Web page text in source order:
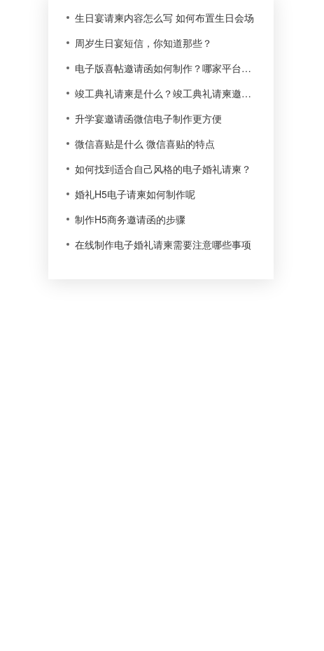
生日宴请柬内容怎么写 如何布置生日会场
周岁生日宴短信，你知道那些？
电子版喜帖邀请函如何制作？哪家平台批量最便宜？
竣工典礼请柬是什么？竣工典礼请柬邀请函如何写
升学宴邀请函微信电子制作更方便
微信喜贴是什么 微信喜贴的特点
如何找到适合自己风格的电子婚礼请柬？
婚礼H5电子请柬如何制作呢
制作H5商务邀请函的步骤
在线制作电子婚礼请柬需要注意哪些事项